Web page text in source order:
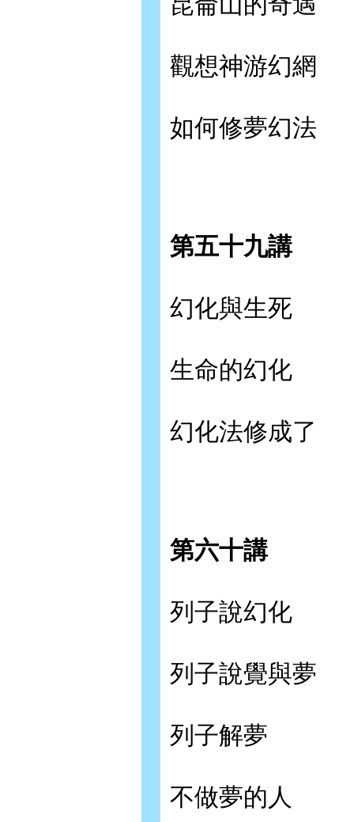
觀想神游幻網
如何修夢幻法
第五十九講
幻化與生死
生命的幻化
幻化法修成了
第六十講
列子說幻化
列子說覺與夢
列子解夢
不做夢的人